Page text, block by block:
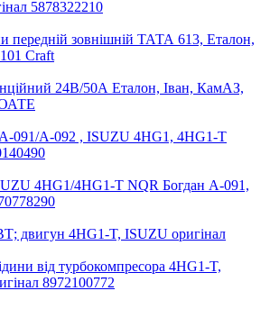
5878322210
передній зовнішній ТАТА 613, Еталон,
Craft
24В/50А Еталон, Іван, КамАЗ,
А-091/А-092 , ISUZU 4HG1, 4HG1-T
4HG1/4HG1-T NQR Богдан А-091,
двигун 4HG1-T, ISUZU оригінал
від турбокомпресора 4HG1-T,
8972100772